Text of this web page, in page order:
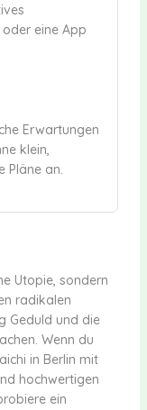
eine App
Erwartungen
klein,
Pläne an.
Utopie, sondern
radikalen
Geduld und die
Wenn du
in Berlin mit
hochwertigen
ein